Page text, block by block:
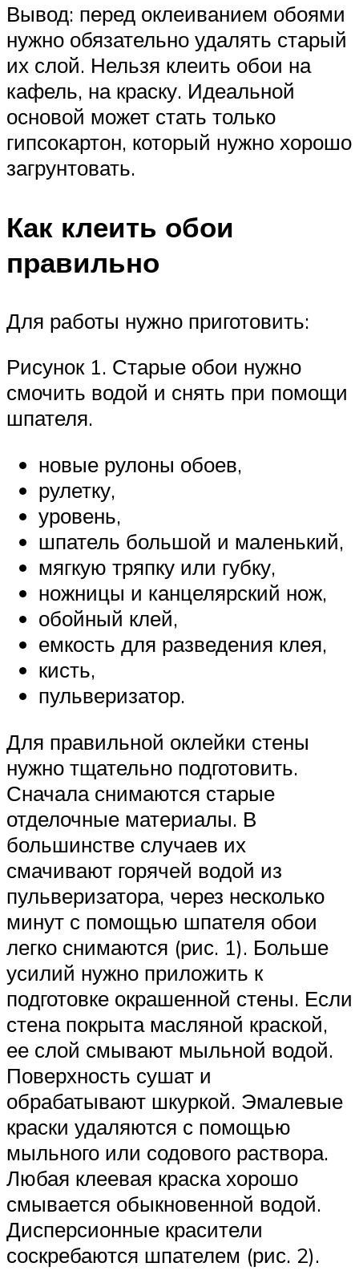
Вывод: перед оклеиванием обоями
нужно обязательно удалять старый
их слой. Нельзя клеить обои на
кафель, на краску. Идеальной
основой может стать только
гипсокартон, который нужно хорошо
загрунтовать.
Как клеить обои
правильно
Для работы нужно приготовить:
Рисунок 1. Старые обои нужно
смочить водой и снять при помощи
шпателя.
новые рулоны обоев,
рулетку,
уровень,
шпатель большой и маленький,
мягкую тряпку или губку,
ножницы и канцелярский нож,
обойный клей,
емкость для разведения клея,
кисть,
пульверизатор.
Для правильной оклейки стены
нужно тщательно подготовить.
Сначала снимаются старые
отделочные материалы. В
большинстве случаев их
смачивают горячей водой из
пульверизатора, через несколько
минут с помощью шпателя обои
легко снимаются (рис. 1). Больше
усилий нужно приложить к
подготовке окрашенной стены. Если
стена покрыта масляной краской,
ее слой смывают мыльной водой.
Поверхность сушат и
обрабатывают шкуркой. Эмалевые
краски удаляются с помощью
мыльного или содового раствора.
Любая клеевая краска хорошо
смывается обыкновенной водой.
Дисперсионные красители
соскребаются шпателем (рис. 2).